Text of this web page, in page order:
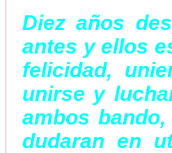
Diez años
antes y ellos
felicidad,
unirse y
ambos
dudaran en